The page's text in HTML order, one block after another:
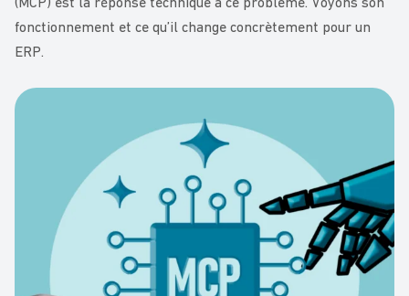
(MCP) est la réponse technique à ce problème. Voyons son
fonctionnement et ce qu’il change concrètement pour un
ERP.